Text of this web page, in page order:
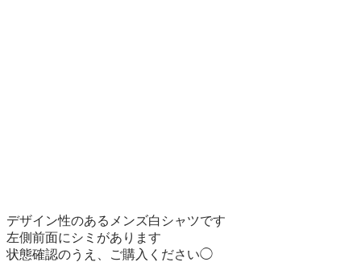
デザイン性のあるメンズ白シャツです
左側前面にシミがあります
状態確認のうえ、ご購入ください◯